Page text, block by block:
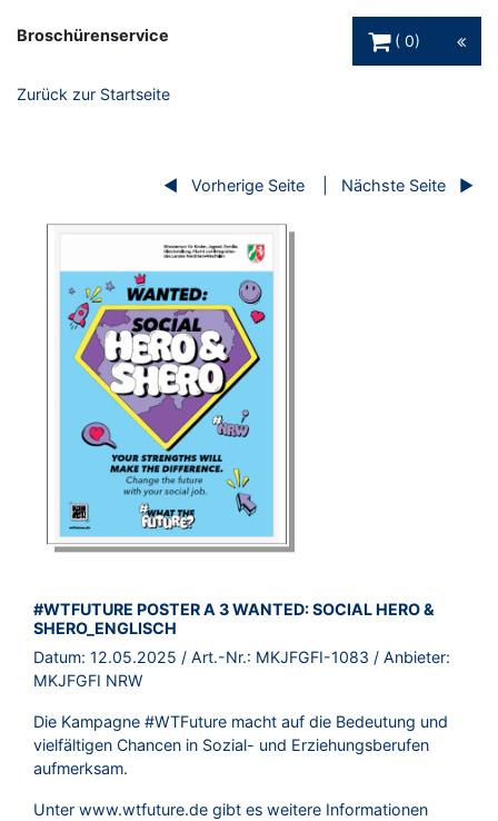
Broschürenservice
0
Zurück zur Startseite
Vorherige Seite Nächste Seite
BROSCHÜRE:
#WTFUTURE POSTER A 3 WANTED: SOCIAL HERO &
SHERO_ENGLISCH
Datum: 12.05.2025 / Art.-Nr.: MKJFGFI-1083 / Anbieter:
MKJFGFI NRW
Die Kampagne #WTFuture macht auf die Bedeutung und
vielfältigen Chancen in Sozial- und Erziehungsberufen
aufmerksam.
Unter www.wtfuture.de gibt es weitere Informationen